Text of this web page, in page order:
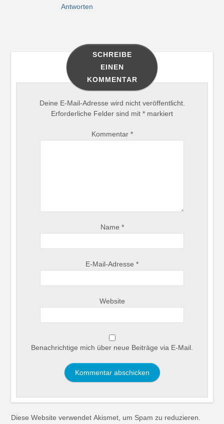
Antworten
SCHREIBE
EINEN
KOMMENTAR
Deine E-Mail-Adresse wird nicht veröffentlicht.
Erforderliche Felder sind mit * markiert
Kommentar *
Name *
E-Mail-Adresse *
Website
Benachrichtige mich über neue Beiträge via E-Mail.
Diese Website verwendet Akismet, um Spam zu reduzieren.